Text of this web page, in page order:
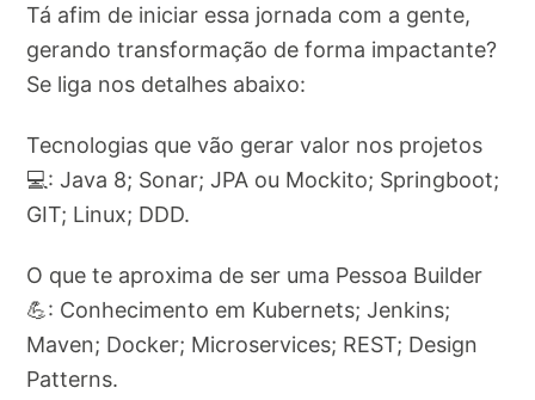
Tá afim de iniciar essa jornada com a gente,
gerando transformação de forma impactante?
Se liga nos detalhes abaixo:
Tecnologias que vão gerar valor nos projetos
💻: Java 8; Sonar; JPA ou Mockito; Springboot;
GIT; Linux; DDD.
O que te aproxima de ser uma Pessoa Builder
💪: Conhecimento em Kubernets; Jenkins;
Maven; Docker; Microservices; REST; Design
Patterns.